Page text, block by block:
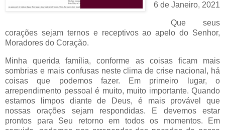
6 de Janeiro, 2021
Que seus
corações sejam ternos e receptivos ao apelo do Senhor,
Moradores do Coração.
Minha querida família, conforme as coisas ficam mais
sombrias e mais confusas neste clima de crise nacional, há
coisas que podemos fazer. Em primeiro lugar, o
arrependimento pessoal é muito, muito importante. Quando
estamos limpos diante de Deus, é mais provável que
nossas orações sejam respondidas. E devemos estar
prontos para Seu retorno em todos os momentos. Em